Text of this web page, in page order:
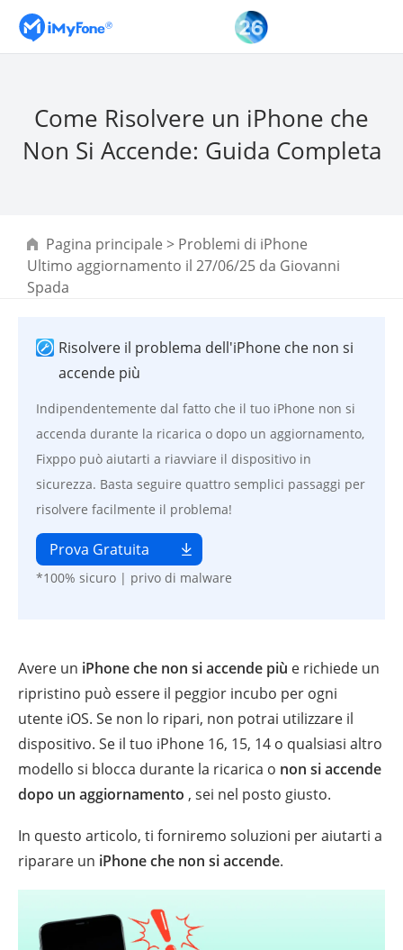
Come Risolvere un iPhone che
Non Si Accende: Guida Completa
Pagina principale > Problemi di iPhone
Ultimo aggiornamento il 27/06/25 da Giovanni
Spada
Risolvere il problema dell'iPhone che non si
accende più
Indipendentemente dal fatto che il tuo iPhone non si
accenda durante la ricarica o dopo un aggiornamento,
Fixppo può aiutarti a riavviare il dispositivo in
sicurezza. Basta seguire quattro semplici passaggi per
risolvere facilmente il problema!
Prova Gratuita
*100% sicuro | privo di malware
Avere un iPhone che non si accende più e richiede un
ripristino può essere il peggior incubo per ogni
utente iOS. Se non lo ripari, non potrai utilizzare il
dispositivo. Se il tuo iPhone 16, 15, 14 o qualsiasi altro
modello si blocca durante la ricarica o non si accende
dopo un aggiornamento , sei nel posto giusto.
In questo articolo, ti forniremo soluzioni per aiutarti a
riparare un iPhone che non si accende.